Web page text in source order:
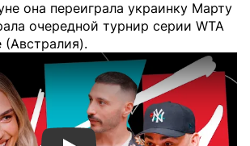
она переиграла украинку Марту
очередной турнир серии WTA
(Австралия).